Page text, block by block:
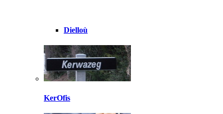
Dielloù
KerOfis